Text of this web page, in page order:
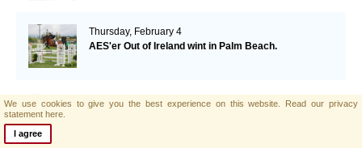
Thursday, February 4
AES'er Out of Ireland wint in Palm Beach.
Tuesday, January 26
We use cookies to give you the best experience on this website. Read our privacy
statement here.
I agree